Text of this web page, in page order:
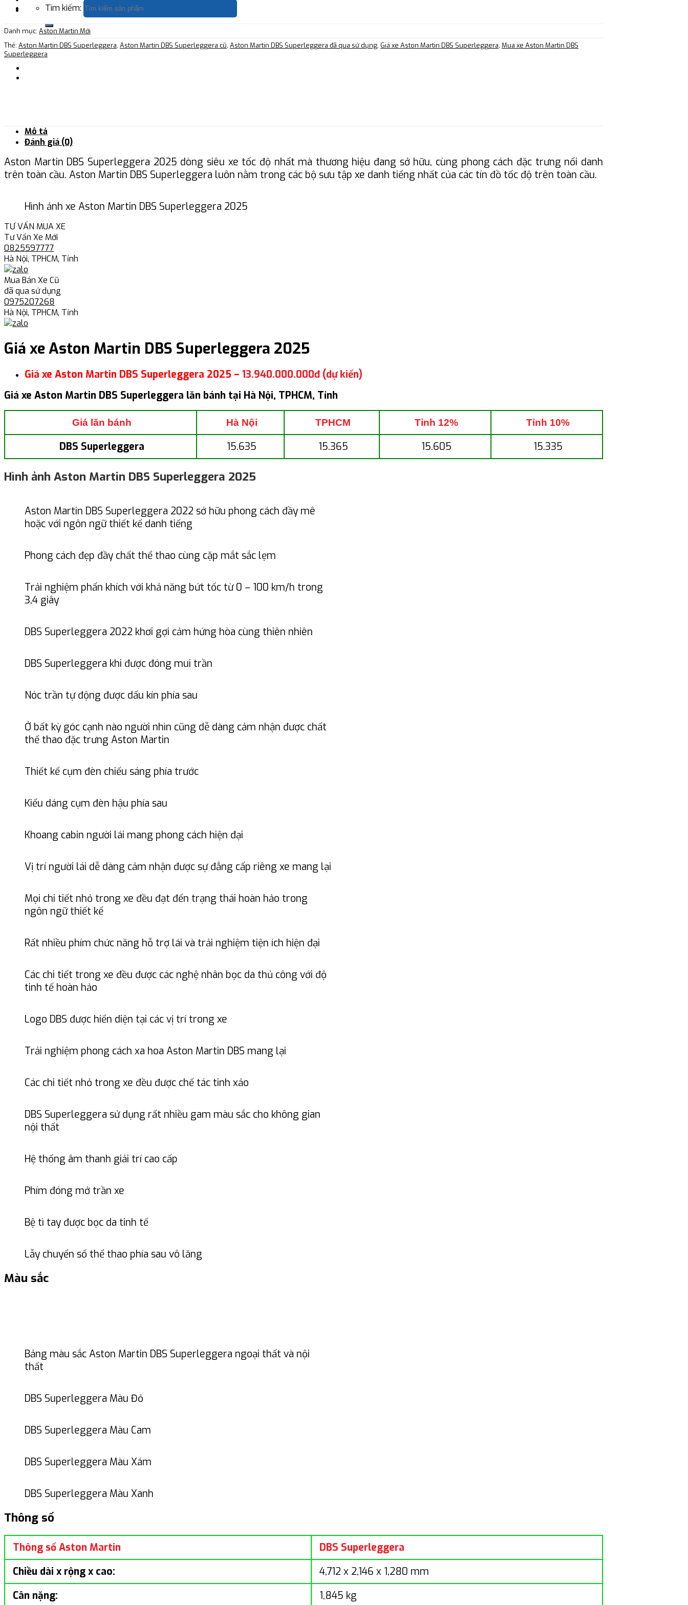
Tìm kiếm:
Danh mục: Aston Martin Mới
Thẻ: Aston Martin DBS Superleggera, Aston Martin DBS Superleggera cũ, Aston Martin DBS Superleggera đã qua sử dụng, Giá xe Aston Martin DBS Superleggera, Mua xe Aston Martin DBS
Superleggera
Mô tả
Đánh giá (0)
Aston Martin DBS Superleggera 2025 dòng siêu xe tốc độ nhất mà thương hiệu đang sở hữu, cùng phong cách đặc trưng nổi danh
trên toàn cầu. Aston Martin DBS Superleggera luôn nằm trong các bộ sưu tập xe danh tiếng nhất của các tín đồ tốc độ trên toàn cầu.
Hình ảnh xe Aston Martin DBS Superleggera 2025
TƯ VẤN MUA XE
Tư Vấn Xe Mới
0825597777
Hà Nội, TPHCM, Tỉnh
Mua Bán Xe Cũ
đã qua sử dụng
0975207268
Hà Nội, TPHCM, Tỉnh
Giá xe Aston Martin DBS Superleggera 2025
Giá xe Aston Martin DBS Superleggera 2025 – 13.940.000.000đ (dự kiến)
Giá xe Aston Martin DBS Superleggera lăn bánh tại Hà Nội, TPHCM, Tỉnh
Giá lăn bánh Hà Nội TPHCM Tỉnh 12% Tỉnh 10%
DBS Superleggera 15.635 15.365 15.605 15.335
Hình ảnh Aston Martin DBS Superleggera 2025
Aston Martin DBS Superleggera 2022 sở hữu phong cách đầy mê
hoặc với ngôn ngữ thiết kế danh tiếng
Phong cách đẹp đầy chất thể thao cùng cặp mắt sắc lẹm
Trải nghiệm phấn khích với khả năng bứt tốc từ 0 – 100 km/h trong
3,4 giây
DBS Superleggera 2022 khơi gợi cảm hứng hòa cùng thiên nhiên
DBS Superleggera khi được đóng mui trần
Nóc trần tự động được dấu kín phía sau
Ở bất kỳ góc cạnh nào người nhìn cũng dễ dàng cảm nhận được chất
thể thao đặc trưng Aston Martin
Thiết kế cụm đèn chiếu sáng phía trước
Kiểu dáng cụm đèn hậu phía sau
Khoang cabin người lái mang phong cách hiện đại
Vị trí người lái dễ dàng cảm nhận được sự đẳng cấp riêng xe mang lại
Mọi chi tiết nhỏ trong xe đều đạt đến trạng thái hoàn hảo trong
ngôn ngữ thiết kế
Rất nhiều phím chức năng hỗ trợ lái và trải nghiệm tiện ích hiện đại
Các chi tiết trong xe đều được các nghệ nhân bọc da thủ công với độ
tinh tế hoàn hảo
Logo DBS được hiển diện tại các vị trí trong xe
Trải nghiệm phong cách xa hoa Aston Martin DBS mang lại
Các chi tiết nhỏ trong xe đều được chế tác tinh xảo
DBS Superleggera sử dụng rất nhiều gam màu sắc cho không gian
nội thất
Hệ thống âm thanh giải trí cao cấp
Phím đóng mở trần xe
Bệ tì tay được bọc da tinh tế
Lẫy chuyển số thể thao phía sau vô lăng
Màu sắc
Bảng màu sắc Aston Martin DBS Superleggera ngoại thất và nội
thất
DBS Superleggera Màu Đỏ
DBS Superleggera Màu Cam
DBS Superleggera Màu Xám
DBS Superleggera Màu Xanh
Thông số
Thông số Aston Martin
DBS Superleggera
Chiều dài x rộng x cao:
4,712 x 2,146 x 1,280 mm
Cân nặng:
1,845 kg